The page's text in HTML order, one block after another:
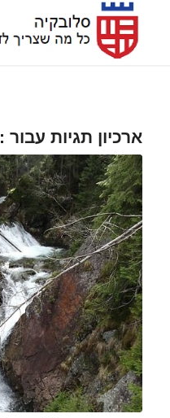
ארכיון תגיות עבור :